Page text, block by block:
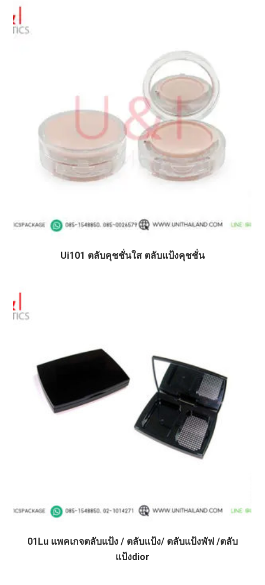
Ui101 ตลับคุชชั่นใส ตลับแป้งคุชชั่น
01Lu แพคเกจตลับแป้ง / ตลับแป้ง/ ตลับแป้งพัฟ /ตลับ
แป้งdior